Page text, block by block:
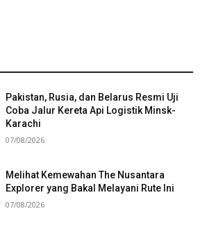
Pakistan, Rusia, dan Belarus Resmi Uji
Coba Jalur Kereta Api Logistik Minsk-
Karachi
07/08/2026
Melihat Kemewahan The Nusantara
Explorer yang Bakal Melayani Rute Ini
07/08/2026